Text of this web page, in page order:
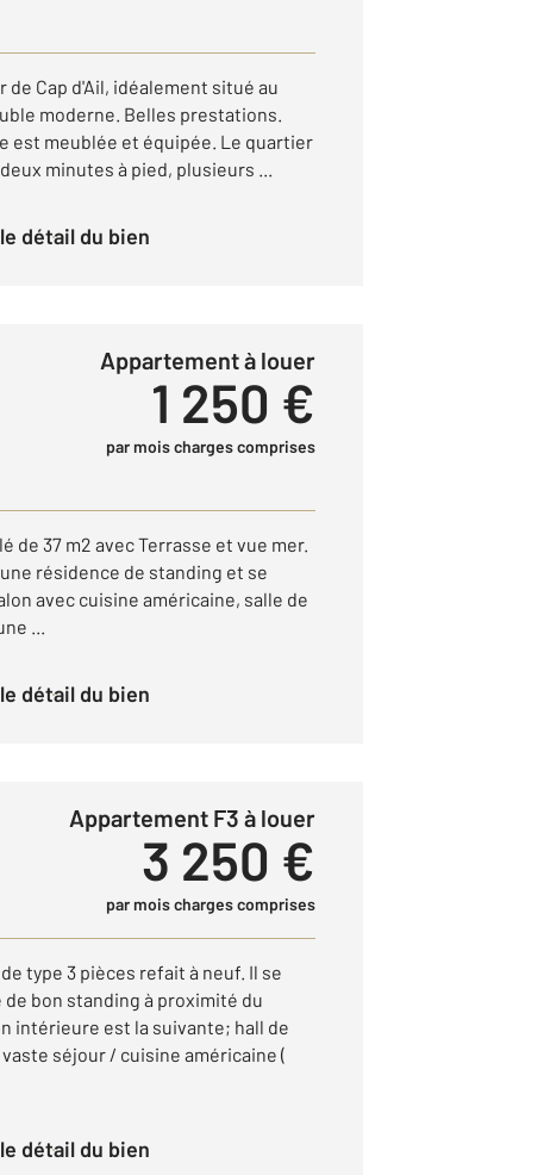
Cap d'Ail, idéalement situé au
moderne. Belles prestations.
est meublée et équipée. Le quartier
minutes à pied, plusieurs ...
le détail du bien
Appartement à louer
1 250 €
par mois charges comprises
de 37 m2 avec Terrasse et vue mer.
résidence de standing et se
avec cuisine américaine, salle de
...
le détail du bien
Appartement F3 à louer
3 250 €
par mois charges comprises
type 3 pièces refait à neuf. Il se
bon standing à proximité du
intérieure est la suivante; hall de
séjour / cuisine américaine (
le détail du bien